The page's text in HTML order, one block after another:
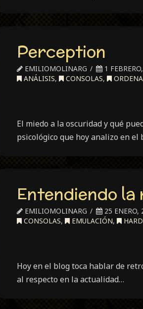
Perception
EMILIOMOLINARG
1
ANÁLISIS, CONSOLAS,
El miedo a la oscuridad y qué
psicológico que hoy analizo en el
Entendiendo
EMILIOMOLINARG
25 ENERO,
CONSOLAS, EMULACIÓN,
Hoy en el blog toca hablar de
al respecto en la actualidad…